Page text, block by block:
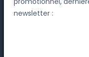
newsletter :